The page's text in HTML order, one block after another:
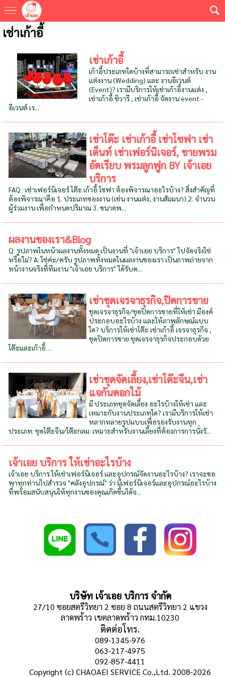
เช่าเก้าอี้
เช่าเก้าอี้
เก้าอี้ประเภทใดบ้างที่สามารถเช่าสำหรับ งาน
แต่งงาน (Wedding) และ งานอีเวนต์
(Event)? เรามีบริการให้เช่าเก้าอี้งานแต่ง ,
เช่าเก้าอี้ ชิวารี , เช่าเก้าอี้ จัดงาน event -
อีเวนต์ เร...
เช่าโต๊ะ เช่าเก้าอี้ เช่าโซฟา เช่า
เต็นท์ เช่าเฟอร์นิเจอร์, ขายพรม
อัดเรียบ พรมลูกฟูก BY เจ้าเอย
บริการ
FAQ : เช่าเฟอร์นิเจอร์ โต๊ะ เก้าอี้ โซฟา ต้องพิจารณาอะไรบ้าง? สิ่งสำคัญที่
ต้องพิจารณาคือ 1. ประเภทของงาน (เช่น งานแต่ง, งานสัมมนา) 2. จำนวน
ผู้ร่วมงาน เพื่อกำหนดปริมาณ 3. ขนาดพ...
ผลงานของเรา&Blog
Q: รูปภาพในหน้าผลงานทั้งหมด เป็นงานที่ "เจ้าเอย บริการ" ไปจัดจริงใช่
หรือไม่? A: ใช่ค่ะ/ครับ รูปภาพทั้งหมดในผลงานของเรา เป็นภาพถ่ายจาก
หน้างานจริงที่ทีมงาน "เจ้าเอย บริการ" ได้รับค...
เช่าชุดเจรจาธุรกิจ,ปิดการขาย
ชุดเจรจาธุรกิจ/ชุดปิดการขายที่ให้เช่า มีองค์
ประกอบอะไรบ้าง และให้ภาพลักษณ์แบบ
ใด? บริการให้เช่าโต๊ะ เช่าเก้าอี้ เจรจาธุรกิจ ,
ชุดปิดการขาย ชุดเจรจาธุรกิจประกอบด้วย
โต๊ะและเก้าอี้ ...
เช่าชุดจัดเลี้ยง,เช่าโต๊ะจีน,เช่า
แจกันดอกไม้
มี ประเภทชุดจัดเลี้ยง อะไรบ้างให้เช่า และ
เหมาะกับงานประเภทใด? เรามีบริการให้เช่า
หลากหลายรูปแบบเพื่อรองรับงานทุก
ประเภท: ชุดโต๊ะจีน/โต๊ะกลม: เหมาะสำหรับงานเลี้ยงที่ต้องการการนั่งรั...
เจ้าเอย บริการ ให้เช่าอะไรบ้าง
เจ้าเอย บริการ ให้เช่าเฟอร์นิเจอร์ และอุปกรณ์จัดงานอะไรบ้าง? เราจะขอ
พาทุกท่านไปสำรวจ "คลังอุปกรณ์" ว่า มีเฟอร์นิเจอร์และอุปกรณ์อะไรบ้าง
ที่พร้อมสนับสนุนให้ทุกงานของคุณเกิดขึ้นได้จ...
บริษัท เจ้าเอย บริการ จำกัด
27/10 ซอยสตรีวิทยา 2 ซอย 8 ถนนสตรีวิทยา 2 แขวง
ลาดพร้าว เขตลาดพร้าว กทม.10230
ติดต่อโทร.
089-1345-976
063-217-4975
092-857-4411
Copyright (c) CHAOAEI SERVICE Co.,Ltd. 2008-2026